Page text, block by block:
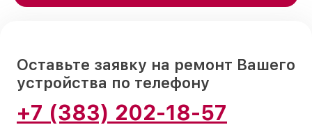
Оставьте заявку на ремонт Вашего
устройства по телефону
+7 (383) 202-18-57